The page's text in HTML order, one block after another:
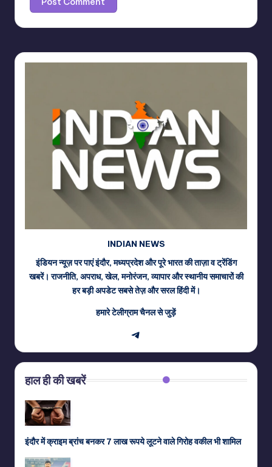
INDIAN NEWS
इंडियन न्यूज़ पर पाएं इंदौर, मध्यप्रदेश और पूरे भारत की ताज़ा व ट्रेंडिंग
खबरें। राजनीति, अपराध, खेल, मनोरंजन, व्यापार और स्थानीय समाचारों की
हर बड़ी अपडेट सबसे तेज़ और सरल हिंदी में।
हमारे टेलीग्राम चैनल से जुड़ें
Telegram
हाल ही की खबरें
इंदौर में क्राइम ब्रांच बनकर 7 लाख रूपये लूटने वाले गिरोह वकील भी शामिल